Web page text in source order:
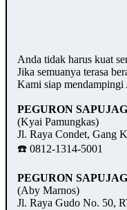
Anda tidak harus kuat
Jika semuanya terasa
Kami siap mendampingi
PEGURON
(Kyai Pamungkas)
Jl. Raya Condet, Gang
☎️ 0812-1314-5001
PEGURON
(Aby Marnos)
Jl. Raya Gudo No. 50,